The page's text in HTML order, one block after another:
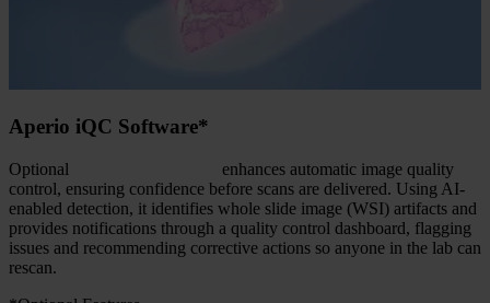
Aperio iQC Software*
Optional
enhances automatic image quality
control, ensuring confidence before scans are delivered. Using AI-
enabled detection, it identifies whole slide image (WSI) artifacts and
provides notifications through a quality control dashboard, flagging
issues and recommending corrective actions so anyone in the lab can
rescan.